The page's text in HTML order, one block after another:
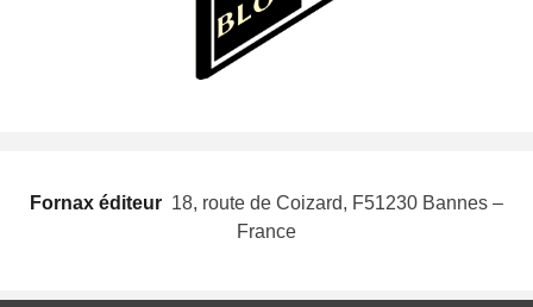
Fornax éditeur  18, route de Coizard, F51230 Bannes –
France